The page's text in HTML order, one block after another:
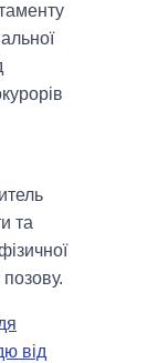
та
від